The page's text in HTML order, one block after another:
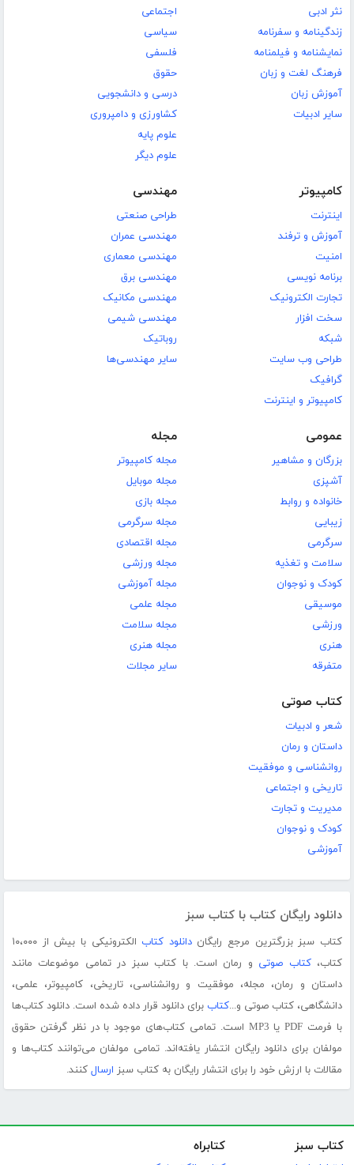
نثر ادبی
زندگینامه و سفرنامه
نمایشنامه و فیلمنامه
فرهنگ لغت و زبان
آموزش زبان
سایر ادبیات
اجتماعی
سیاسی
فلسفی
حقوق
درسی و دانشجویی
کشاورزی و دامپروری
علوم پایه
علوم دیگر
کامپیوتر
اینترنت
آموزش و ترفند
امنیت
برنامه نویسی
تجارت الکترونیک
سخت افزار
شبکه
طراحی وب سایت
گرافیک
کامپیوتر و اینترنت
مهندسی
طراحی صنعتی
مهندسی عمران
مهندسی معماری
مهندسی برق
مهندسی مکانیک
مهندسی شیمی
روباتیک
سایر مهندسی‌ها
عمومی
بزرگان و مشاهیر
آشپزی
خانواده و روابط
زیبایی
سرگرمی
سلامت و تغذیه
کودک و نوجوان
موسیقی
ورزشی
هنری
متفرقه
مجله
مجله کامپیوتر
مجله موبایل
مجله بازی
مجله سرگرمی
مجله اقتصادی
مجله ورزشی
مجله آموزشی
مجله علمی
مجله سلامت
مجله هنری
سایر مجلات
کتاب صوتی
شعر و ادبیات
داستان و رمان
روانشناسی و موفقیت
تاریخی و اجتماعی
مدیریت و تجارت
کودک و نوجوان
آموزشی
دانلود رایگان کتاب با کتاب سبز
کتاب سبز بزرگترین مرجع رایگاندانلود کتاب
الکترونیکی با بیش از ۱۰،۰۰۰
کتاب،کتاب صوتی و رمان است. با کتاب سبز در تمامی موضوعات مانند
داستان و رمان، مجله، موفقیت و روانشناسی، تاریخی، کامپیوتر، علمی،
دانشگاهی، کتاب صوتی و...کتاب برای دانلود قرار داده شده است. دانلود کتاب‌ها
با فرمت PDF یا MP3 است. تمامی کتاب‌های موجود با در نظر گرفتن حقوق
مولفان برای دانلود رایگان انتشار یافته‌اند. تمامی مولفان می‌توانند کتاب‌ها و
مقالات با ارزش خود را برای انتشار رایگان به کتاب سبز ارسال کنند.
کتاب سبز کتابراه